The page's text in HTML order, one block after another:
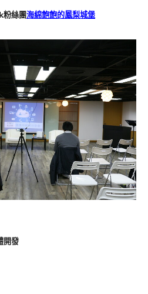
絲團海綿飽飽的鳳梨城堡
開發